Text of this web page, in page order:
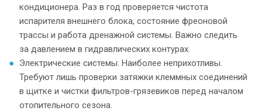
кондиционера. Раз в год проверяется чистота
испарителя внешнего блока, состояние фреоновой
трассы и работа дренажной системы. Важно следить
за давлением в гидравлических контурах.
Электрические системы: Наиболее неприхотливы.
Требуют лишь проверки затяжки клеммных соединений
в щитке и чистки фильтров-грязевиков перед началом
отопительного сезона.